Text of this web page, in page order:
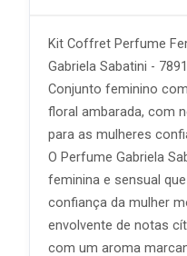
Kit Coffret Perfume
Gabriela Sabatini -
Conjunto feminino
floral ambarada, com
para as mulheres
O Perfume Gabriela
feminina e sensual
confiança da mulher
envolvente de notas
com um aroma